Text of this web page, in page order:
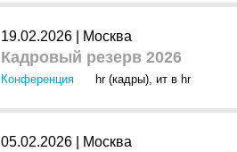
19.02.2026 | Москва
Кадровый резерв 2026
Конференция hr (кадры), ит в hr
05.02.2026 | Москва